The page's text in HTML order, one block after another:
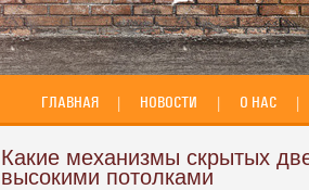
ГЛАВНАЯ | НОВОСТИ | О НАС |
Какие механизмы скрытых
высокими потолками